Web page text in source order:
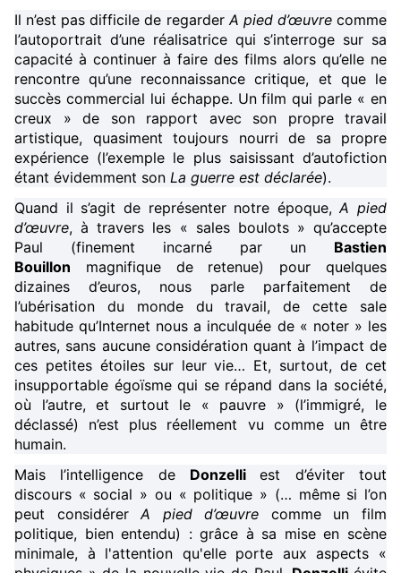
Il n’est pas difficile de regarder A pied d’œuvre comme
l’autoportrait d’une réalisatrice qui s’interroge sur sa
capacité à continuer à faire des films alors qu’elle ne
rencontre qu’une reconnaissance critique, et que le
succès commercial lui échappe. Un film qui parle « en
creux » de son rapport avec son propre travail
artistique, quasiment toujours nourri de sa propre
expérience (l’exemple le plus saisissant d’autofiction
étant évidemment son La guerre est déclarée).
Quand il s’agit de représenter notre époque, A pied
d’œuvre, à travers les « sales boulots » qu’accepte
Paul (finement incarné par un
Bastien
Bouillon
magnifique de retenue) pour quelques
dizaines d’euros, nous parle parfaitement de
l’ubérisation du monde du travail, de cette sale
habitude qu’Internet nous a inculquée de « noter » les
autres, sans aucune considération quant à l’impact de
ces petites étoiles sur leur vie… Et, surtout, de cet
insupportable égoïsme qui se répand dans la société,
où l’autre, et surtout le « pauvre » (l’immigré, le
déclassé) n’est plus réellement vu comme un être
humain.
Mais l’intelligence de
Donzelli
est d’éviter tout
discours « social » ou « politique » (… même si l’on
peut considérer
A pied d’œuvre
comme un film
politique, bien entendu) : grâce à sa mise en scène
minimale, à l'attention qu'elle porte aux aspects «